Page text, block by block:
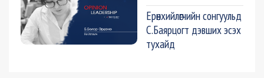
Ерөнхийлөгчийн сонгуульд
С.Баярцогт дэвших эсэх
тухайд